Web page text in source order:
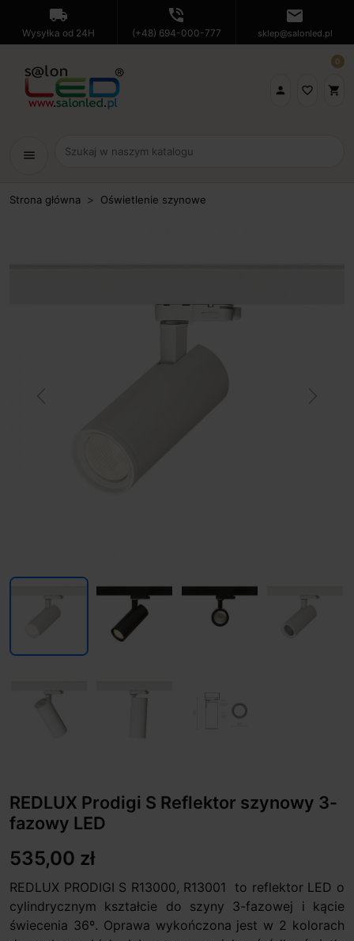
local_shipping
Wysyłka od 24H
phone_in_talk
(+48) 694-000-777
mail
sklep@salonled.pl
 favorite_border shopping_cart
0
menu
Strona główna Oświetlenie szynowe
REDLUX Prodigi S Reflektor szynowy 3-
fazowy LED
535,00 zł
REDLUX PRODIGI S R13000, R13001 to reflektor LED o
cylindrycznym kształcie do szyny 3-fazowej i kącie
świecenia 36º. Oprawa wykończona jest w 2 kolorach